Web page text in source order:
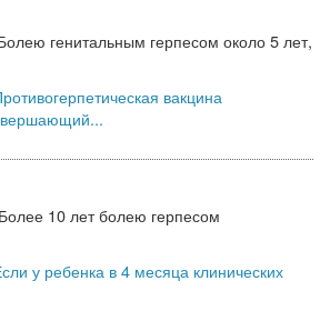
генитальным герпесом около 5 лет,
вакцина
10 лет болею герпесом
у ребенка в 4 месяца клинических